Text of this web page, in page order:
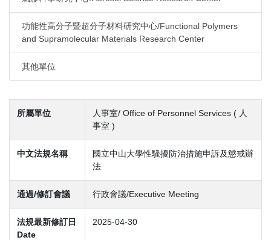
功能性高分子暨超分子材料研究中心/Functional Polymers
and Supramolecular Materials Research Center
其他單位
所屬單位
人事室/ Office of Personnel Services ( 人
事室 )
中文法規名稱
國立中山大學性騷擾防治措施申訴及懲戒辦
法
通過/修訂會議 行政會議/Executive Meeting
法規最新修訂日
Date
2025-04-30